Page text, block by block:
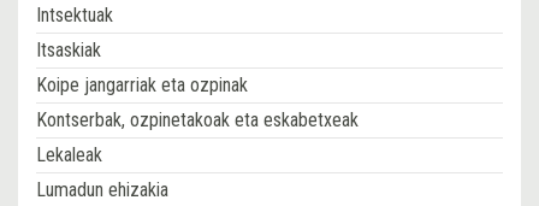
Intsektuak
Itsaskiak
Koipe jangarriak eta ozpinak
Kontserbak, ozpinetakoak eta eskabetxeak
Lekaleak
Lumadun ehizakia